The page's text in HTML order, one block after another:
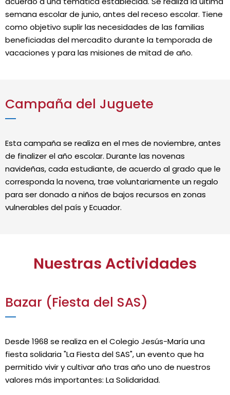
semana escolar de junio, antes del receso escolar. Tiene
como objetivo suplir las necesidades de las familias
beneficiadas del mercadito durante la temporada de
vacaciones y para las misiones de mitad de año.
Campaña del Juguete
Esta campaña se realiza en el mes de noviembre, antes
de finalizer el año escolar. Durante las novenas
navideñas, cada estudiante, de acuerdo al grado que le
corresponda la novena, trae voluntariamente un regalo
para ser donado a niños de bajos recursos en zonas
vulnerables del país y Ecuador.
Nuestras Actividades
Bazar (Fiesta del SAS)
Desde 1968 se realiza en el Colegio Jesús-María una
fiesta solidaria "La Fiesta del SAS", un evento que ha
permitido vivir y cultivar año tras año uno de nuestros
valores más importantes: La Solidaridad.